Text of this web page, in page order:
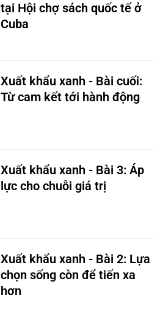
tại Hội chợ sách quốc tế ở
Cuba
Xuất khẩu xanh - Bài cuối:
Từ cam kết tới hành động
Xuất khẩu xanh - Bài 3: Áp
lực cho chuỗi giá trị
Xuất khẩu xanh - Bài 2: Lựa
chọn sống còn để tiến xa
hơn